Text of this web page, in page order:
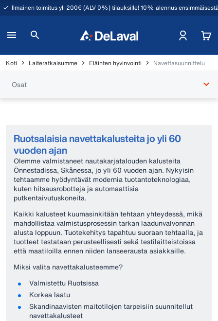
Ilmainen toimitus yli 200€ (ALV 0%) tilauksille! 10% alennus
Koti Laiteratkaisumme Eläinten hyvinvointi Navettasuunnittelu
Osat
Ruotsalaisia navettakalusteita jo yli 60
vuoden ajan
Olemme valmistaneet nautakarjatalouden kalusteita
Önnestadissa, Skånessa, jo yli 60 vuoden ajan. Nykyisin
tehtaamme hyödyntävät modernia tuotantoteknologiaa,
kuten hitsausrobotteja ja automaattisia
putkentaivutuskoneita.
Kaikki kalusteet kuumasinkitään tehtaan yhteydessä, mikä
mahdollistaa valmistusprosessin tarkan laadunvalvonnan
alusta loppuun. Tuotekehitys tapahtuu suoraan tehtaalla, ja
tuotteet testataan perusteellisesti sekä testilaitteistoissa
että maatiloilla ennen niiden lanseerausta asiakkaille.
Miksi valita navettakalusteemme?
Valmistettu Ruotsissa
Korkea laatu
Skandinaavisten maitotilojen tarpeisiin suunnitellut
navettakalusteet